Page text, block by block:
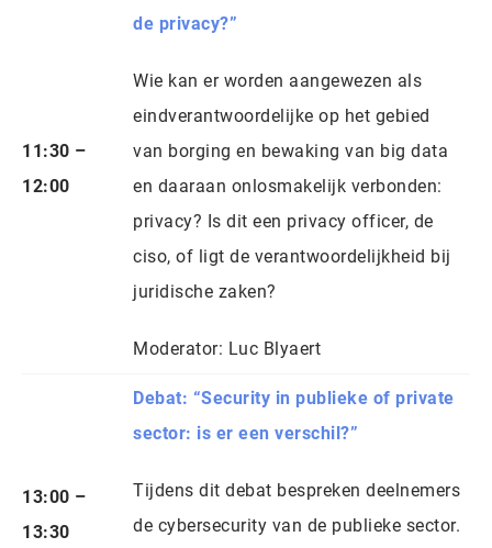
11:30 –
12:00
de privacy?”
Wie kan er worden aangewezen als
eindverantwoordelijke op het gebied
van borging en bewaking van big data
en daaraan onlosmakelijk verbonden:
privacy? Is dit een privacy officer, de
ciso, of ligt de verantwoordelijkheid bij
juridische zaken?
Moderator: Luc Blyaert
13:00 –
13:30
Debat: “Security in publieke of private
sector: is er een verschil?”
Tijdens dit debat bespreken deelnemers
de cybersecurity van de publieke sector.